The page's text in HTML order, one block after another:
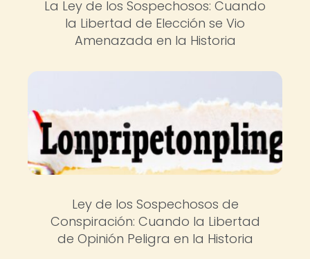
La Ley de los Sospechosos: Cuando
la Libertad de Elección se Vio
Amenazada en la Historia
Ley de los Sospechosos de
Conspiración: Cuando la Libertad
de Opinión Peligra en la Historia